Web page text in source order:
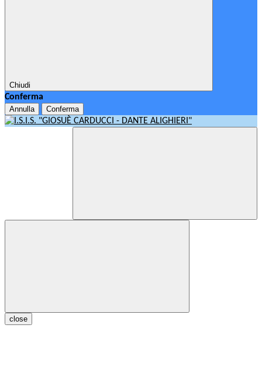
Chiudi
Conferma
Annulla Conferma
close